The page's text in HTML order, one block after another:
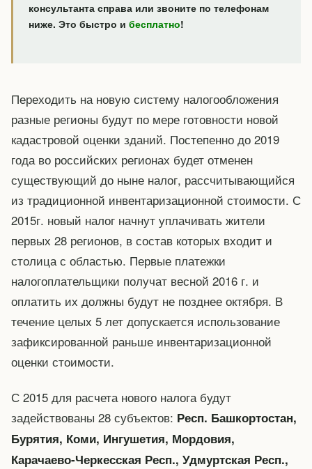
консультанта справа или звоните по телефонам
ниже. Это быстро и бесплатно!
Переходить на новую систему налогообложения
разные регионы будут по мере готовности новой
кадастровой оценки зданий. Постепенно до 2019
года во российских регионах будет отменен
существующий до ныне налог, рассчитывающийся
из традиционной инвентаризационной стоимости. С
2015г. новый налог начнут уплачивать жители
первых 28 регионов, в состав которых входит и
столица с областью. Первые платежки
налогоплательщики получат весной 2016 г. и
оплатить их должны будут не позднее октября. В
течение целых 5 лет допускается использование
зафиксированной раньше инвентаризационной
оценки стоимости.
С 2015 для расчета нового налога будут
задействованы 28 субъектов: Респ. Башкортостан,
Бурятия, Коми, Ингушетия, Мордовия,
Карачаево-Черкесская Респ., Удмуртская Респ.,